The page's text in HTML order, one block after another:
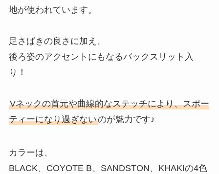
地が使われています。
足さばきの良さに加え、
後ろ姿のアクセントにもなるバックスリット入
り！
Vネックの首元や曲線的なステッチにより、スポー
ティーになり過ぎないのが魅力です♪
カラーは、
BLACK、COYOTE B、SANDSTON、KHAKIの4色